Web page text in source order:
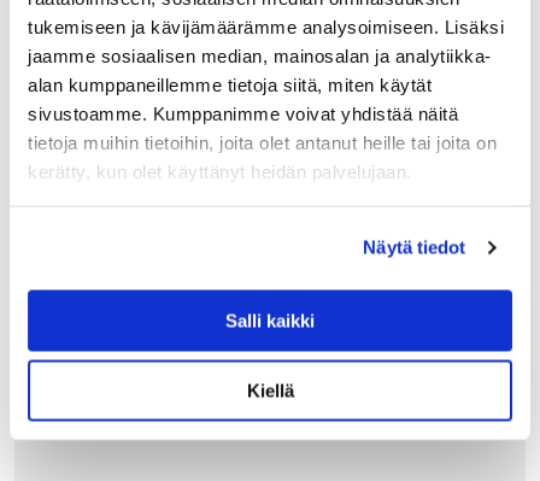
tukemiseen ja kävijämäärämme analysoimiseen. Lisäksi
jaamme sosiaalisen median, mainosalan ja analytiikka-
alan kumppaneillemme tietoja siitä, miten käytät
sivustoamme. Kumppanimme voivat yhdistää näitä
tietoja muihin tietoihin, joita olet antanut heille tai joita on
kerätty, kun olet käyttänyt heidän palvelujaan.
Näytä tiedot
Salli kaikki
Kiellä
ALESSI
Alessin teräskermakko kuuluu Michael Gravesin
myös jälkiruokakastikkeille tai vaikkapa
salaatinkastikkeelle.
70.00€
LISÄÄ OSTOSKORIIN